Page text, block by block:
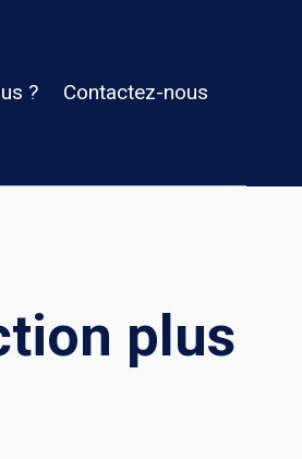
? Contactez-nous
plus